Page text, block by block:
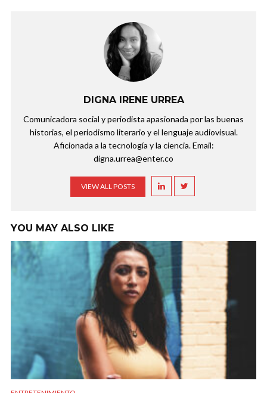
DIGNA IRENE URREA
Comunicadora social y periodista apasionada por las buenas
historias, el periodismo literario y el lenguaje audiovisual.
Aficionada a la tecnología y la ciencia. Email:
digna.urrea@enter.co
VIEW ALL POSTS
YOU MAY ALSO LIKE